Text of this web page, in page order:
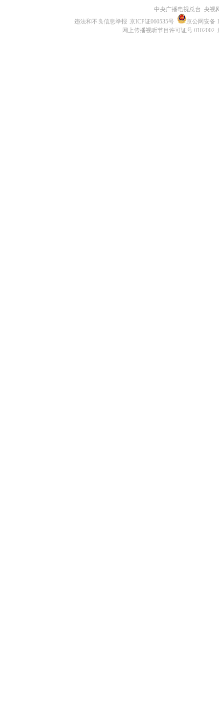
中央广播电视总台 央视
违法和不良信息举报 京ICP证060535号
京公网安备
网上传播视听节目许可证号 0102002